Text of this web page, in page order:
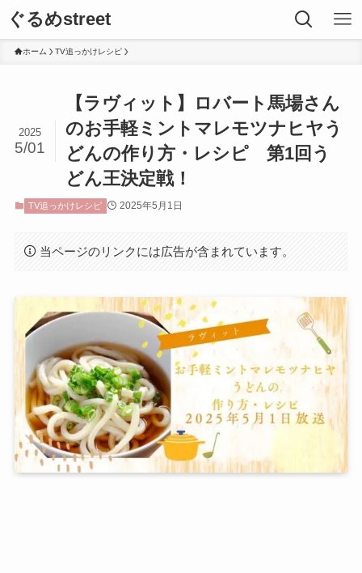
ぐるめstreet
ホーム TV追っかけレシピ
【ラヴィット】ロバート馬場さん
のお手軽ミントマレモツナヒヤう
どんの作り方・レシピ 第1回う
どん王決定戦！
2025
5/01
TV追っかけレシピ 2025年5月1日
当ページのリンクには広告が含まれています。